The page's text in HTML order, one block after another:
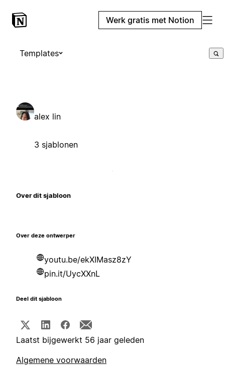
Werk gratis met Notion
Templates
alex lin
3 sjablonen
Over dit sjabloon
Over deze ontwerper
youtu.be/ekXIMasz8zY
pin.it/UycXXnL
Deel dit sjabloon
Laatst bijgewerkt 56 jaar geleden
Algemene voorwaarden